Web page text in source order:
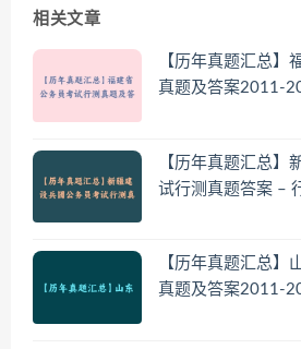
相关文章
【历年真题汇总】
真题及答案2011-
【历年真题汇总】
试行测真题答案 –
【历年真题汇总】
真题及答案2011-